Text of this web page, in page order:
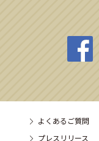
よくあるご質問
プレスリリース